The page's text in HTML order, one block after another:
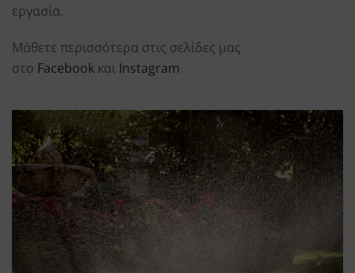
εργασία.
Μάθετε περισσότερα στις σελίδες μας
στο Facebook και Instagram